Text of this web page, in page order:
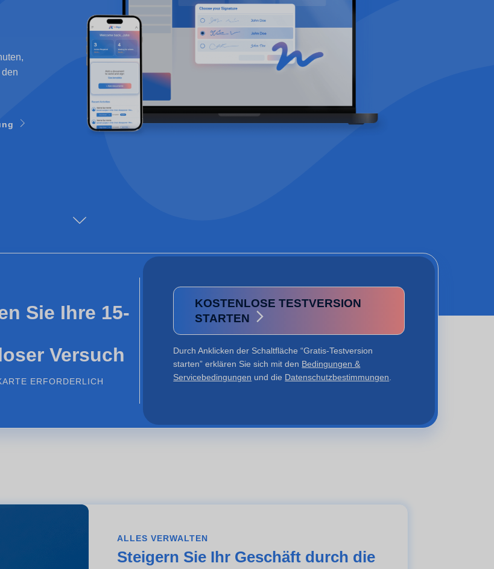
Sie Ihre 15-
Versuch
ERFORDERLICH
KOSTENLOSE TESTVERSION
STARTEN
Durch Anklicken der Schaltfläche “Gratis-Testversion
starten” erklären Sie sich mit den Bedingungen &
Servicebedingungen und die Datenschutzbestimmungen
ALLES VERWALTEN
Steigern Sie Ihr Geschäft durch die